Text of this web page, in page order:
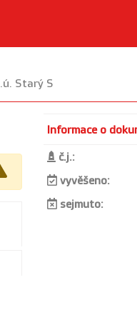
Starý S
Informace o
č.j.:
vyvěšeno:
sejmuto: